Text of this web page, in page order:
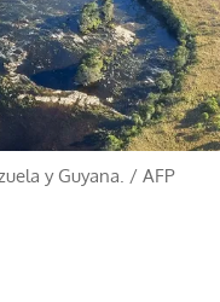
y Guyana. / AFP